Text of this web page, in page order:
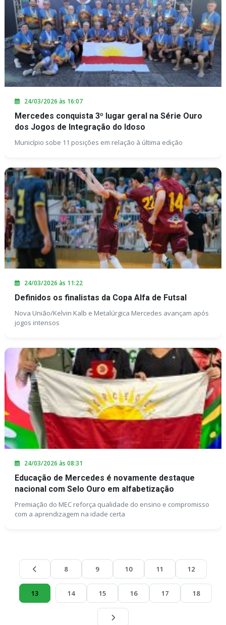
24/03/2026 às 16:07
Mercedes conquista 3º lugar geral na Série Ouro
dos Jogos de Integração do Idoso
Município sobe 11 posições em relação à última edição
24/03/2026 às 11:22
Definidos os finalistas da Copa Alfa de Futsal
Nova União/Kelvin Kalb e Metalúrgica Mercedes avançam após
jogos intensos
24/03/2026 às 08:31
Educação de Mercedes é novamente destaque
nacional com Selo Ouro em alfabetização
Premiação do MEC reforça qualidade do ensino e compromisso
com a aprendizagem na idade certa
8 9 10 11 12
13 14 15 16 17 18